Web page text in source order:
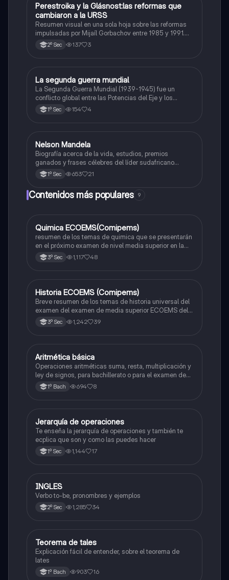
Historia
Perestroika y la Glásnost:las reformas que
cambiaron a la URSS
Resumen visual en una sola hoja sobre las reformas
impulsadas por Mijaíl Gorbachov entre 1985 y 1991.
Incluye los objetivos, características y consecuencias
de la Perestroika (reforma económica) y la Glásnost
2º Sec 137 3
Historia
La segunda guerra mundial
La Segunda Guerra Mundial (1939-1945) fue un
conflicto global entre las Potencias del Eje y los
Aliados. Causó millones de muertes, el Holocausto y
cambió el orden mundial, dando origen a la ONU y a la
1º Sec 154 4
Historia
Nelson Mandela
Biografía acerca de la vida, estudios, premios
ganados y frases célebres del líder sudafricano
Nelson Mandela.
1º Sec 653 21
Contenidos más populares 9
Química
Quimica ECOEMS(Comipems)
resumen de los temas de quimica que se presentarán
en el próximo examen de nivel media superior en la
zona metropolitana de el valle de México
3º Sec 1,117 48
Historia
Historia ECOEMS (Comipems)
Breve resumen de los temas de historia universal del
examen del examen de media superior ECOEMS del
valle de México
3º Sec 1,242 39
Matemáticas
Aritmética básica
Operaciones aritméticas suma, resta, multiplicación y
ley de signos, para bachillerato o para el examen de
admisión a la universidad
1º Bach 694 8
Matemáticas
Jerarquía de operaciones
Te enseña la jerarquía de operaciones y también te
ecplica que son y como las puedes hacer
1º Sec 1,144 17
Inglés
INGLES
Verbo to-be, pronombres y ejemplos
2º Sec 1,285 34
Matemáticas
Teorema de tales
Explicación fácil de entender, sobre el teorema de
lates
1º Bach 903 16